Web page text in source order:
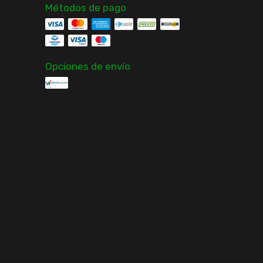
Métodos de pago
Opciones de envío